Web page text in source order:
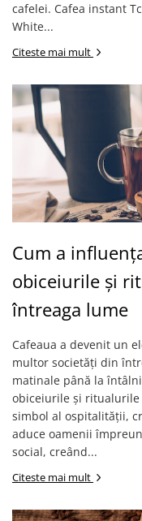
cafelei. Cafea instant
White...
Citeste mai mult
Cum a
obiceiurile și
întreaga lume
Cafeaua a devenit un
multor societăți din
matinale până la
obiceiurile și
simbol al ospitalității,
aduce oamenii
social, creând...
Citeste mai mult